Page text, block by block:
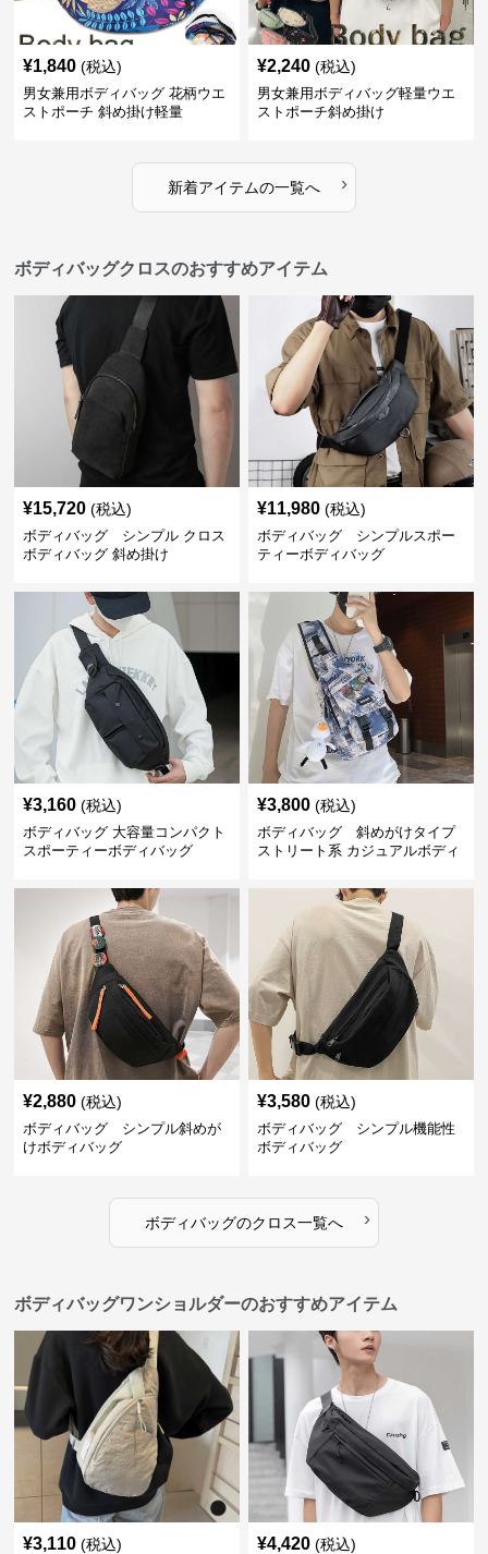
¥1,840 (税込)
男女兼用ボディバッグ 花柄ウエ
ストポーチ 斜め掛け軽量
¥2,240 (税込)
男女兼用ボディバッグ軽量ウエ
ストポーチ斜め掛け
新着アイテムの一覧へ ›
ボディバッグクロスのおすすめアイテム
¥15,720 (税込)
ボディバッグ シンプル クロス
ボディバッグ 斜め掛け
¥11,980 (税込)
ボディバッグ シンプルスポー
ティーボディバッグ
¥3,160 (税込)
ボディバッグ 大容量コンパクト
スポーティーボディバッグ
¥3,800 (税込)
ボディバッグ 斜めがけタイプ
ストリート系 カジュアルボディ
¥2,880 (税込)
ボディバッグ シンプル斜めが
けボディバッグ
¥3,580 (税込)
ボディバッグ シンプル機能性
ボディバッグ
ボディバッグのクロス一覧へ ›
ボディバッグワンショルダーのおすすめアイテム
¥3,110 (税込) ¥4,420 (税込)